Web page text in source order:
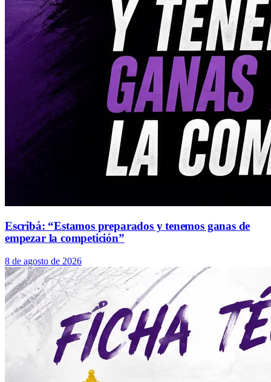
Escribá: “Estamos preparados y tenemos ganas de
empezar la competición”
8 de agosto de 2026